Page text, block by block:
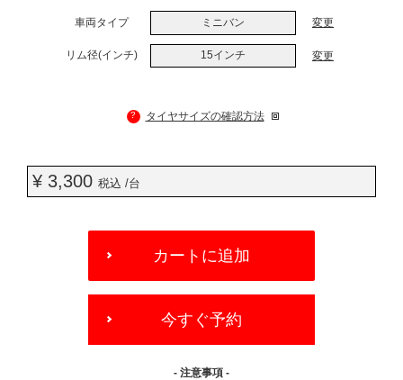
車両タイプ ミニバン 変更
リム径(インチ) 15インチ 変更
? タイヤサイズの確認方法
¥ 3,300 税込 /台
OPTIONS
カートに追加
今すぐ予約
- 注意事項 -